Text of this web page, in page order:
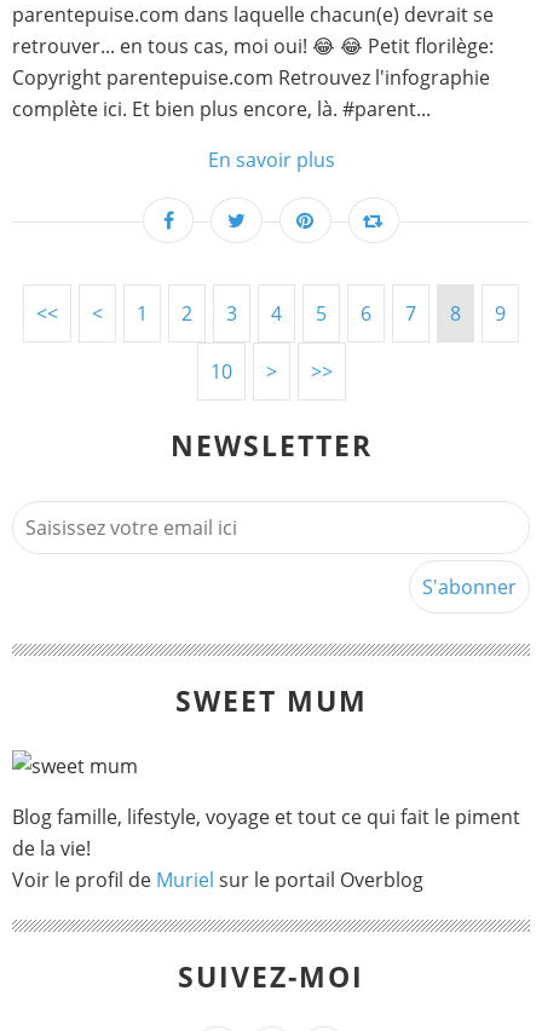
parentepuise.com dans laquelle chacun(e) devrait se
retrouver... en tous cas, moi oui! 😂 😂 Petit florilège:
Copyright parentepuise.com Retrouvez l'infographie
complète ici. Et bien plus encore, là. #parent...
En savoir plus
<< < 1 2 3 4 5 6 7 8 9
10 > >>
NEWSLETTER
SWEET MUM
Blog famille, lifestyle, voyage et tout ce qui fait le piment
de la vie!
Voir le profil de Muriel sur le portail Overblog
SUIVEZ-MOI